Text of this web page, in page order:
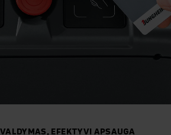
EFEKTYVI APSAUGA